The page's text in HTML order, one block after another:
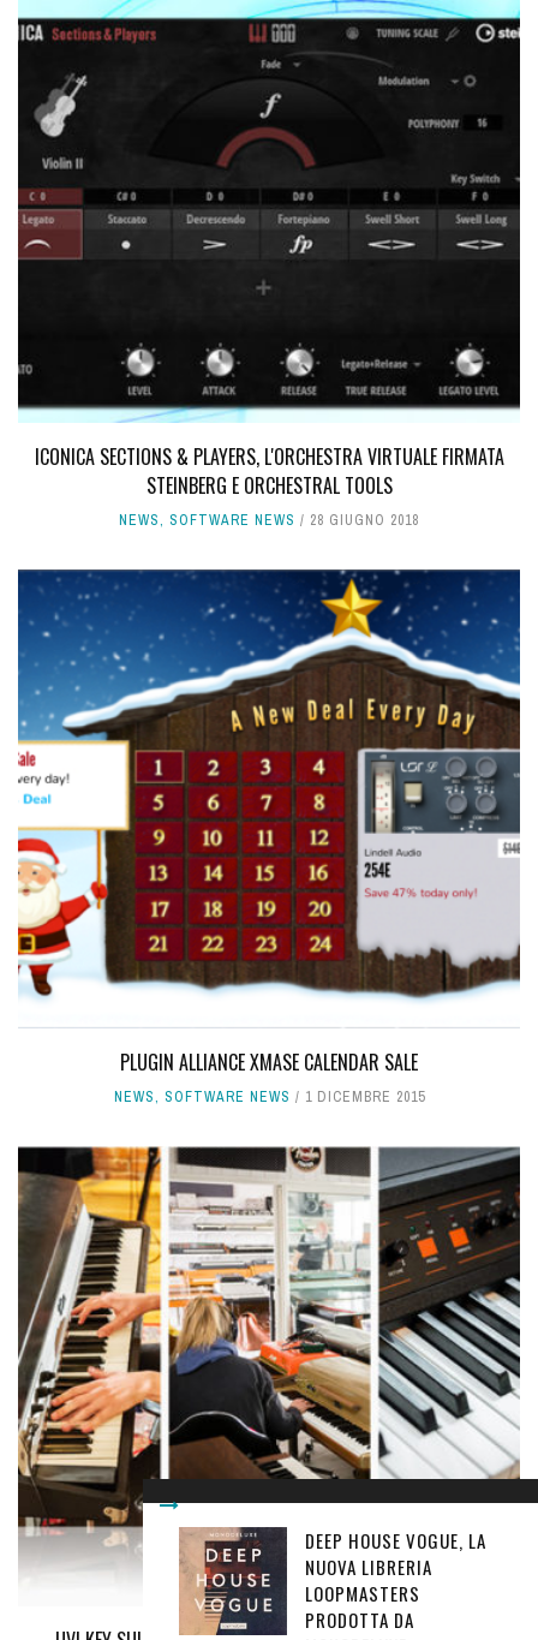
ICONICA SECTIONS & PLAYERS, L'ORCHESTRA VIRTUALE FIRMATA
STEINBERG E ORCHESTRAL TOOLS
NEWS, SOFTWARE NEWS 28 GIUGNO 2018
PLUGIN ALLIANCE XMASE CALENDAR SALE
NEWS, SOFTWARE NEWS 1 DICEMBRE 2015
DEEP HOUSE VOGUE, LA
NUOVA LIBRERIA
LOOPMASTERS
PRODOTTA DA